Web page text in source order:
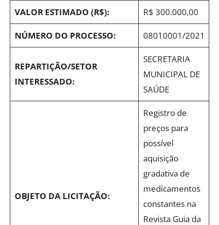
VALOR ESTIMADO (R$): R$ 300.000,00
NÚMERO DO PROCESSO: 08010001/2021
REPARTIÇÃO/SETOR
INTERESSADO:
SECRETARIA
MUNICIPAL DE
SAÚDE
OBJETO DA LICITAÇÃO:
Registro de
preços para
possível
aquisição
gradativa de
medicamentos
constantes na
Revista Guia da